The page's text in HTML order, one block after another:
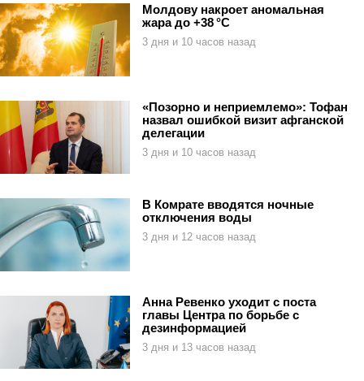
Молдову накроет аномальная
жара до +38 °C
3 дня и 10 часов назад
«Позорно и неприемлемо»: Тофан
назвал ошибкой визит афганской
делегации
3 дня и 10 часов назад
В Комрате вводятся ночные
отключения воды
3 дня и 12 часов назад
Анна Ревенко уходит с поста
главы Центра по борьбе с
дезинформацией
3 дня и 13 часов назад